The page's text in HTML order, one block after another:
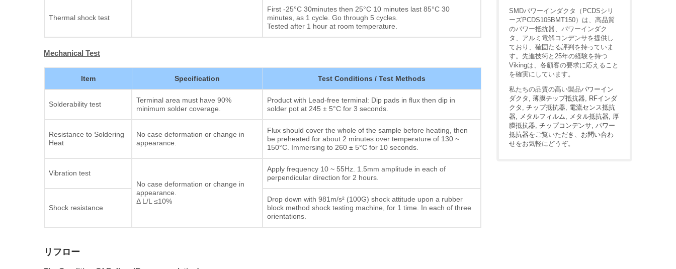
Thermal shock test
First -25°C 30minutes then 25°C 10 minutes last 85°C 30
minutes, as 1 cycle. Go through 5 cycles.
Tested after 1 hour at room temperature.
Mechanical Test
Item Specification Test Conditions / Test Methods
Solderability test
Terminal area must have 90%
minimum solder coverage.
Product with Lead-free terminal: Dip pads in flux then dip in
solder pot at 245 ± 5°C for 3 seconds.
Resistance to Soldering
Heat
No case deformation or change in
appearance.
Flux should cover the whole of the sample before heating, then
be preheated for about 2 minutes over temperature of 130 ~
150°C. Immersing to 260 ± 5°C for 10 seconds.
Vibration test
No case deformation or change in
appearance.
Δ L/L ≤10%
Apply frequency 10 ~ 55Hz. 1.5mm amplitude in each of
perpendicular direction for 2 hours.
Shock resistance
Drop down with 981m/s² (100G) shock attitude upon a rubber
block method shock testing machine, for 1 time. In each of three
orientations.
リフロー
SMDパワーインダクタ（PCDSシリ
ーズPCDS105BMT150）は、高品質
のパワー抵抗器、パワーインダク
タ、アルミ電解コンデンサを提供し
ており、確固たる評判を持っていま
す。先進技術と25年の経験を持つ
Vikingは、各顧客の要求に応えること
を確実にしています。
私たちの品質の高い製品パワーイン
ダクタ , 薄膜チップ抵抗器, RFインダ
クタ , チップ抵抗器, 電流センス抵抗
器, メタルフィルム, メタル抵抗器, 厚
膜抵抗器, チップコンデンサ, パワー
抵抗器をご覧いただき、 お問い合わ
せをお気軽にどうぞ。